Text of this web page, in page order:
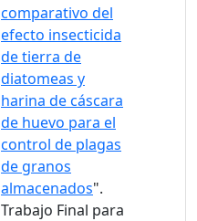
comparativo del
efecto insecticida
de tierra de
diatomeas y
harina de cáscara
de huevo para el
control de plagas
de granos
almacenados".
Trabajo Final para